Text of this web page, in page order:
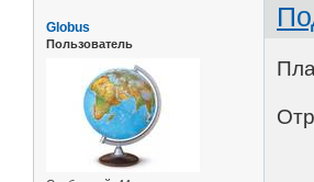
Globus
Пользователь